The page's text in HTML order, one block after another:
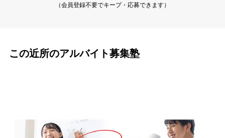
（会員登録不要でキープ・応募できます）
この近所のアルバイト募集塾